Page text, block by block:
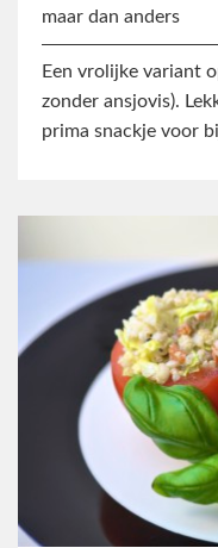
maar dan anders
Een vrolijke variant
zonder ansjovis).
prima snackje voor